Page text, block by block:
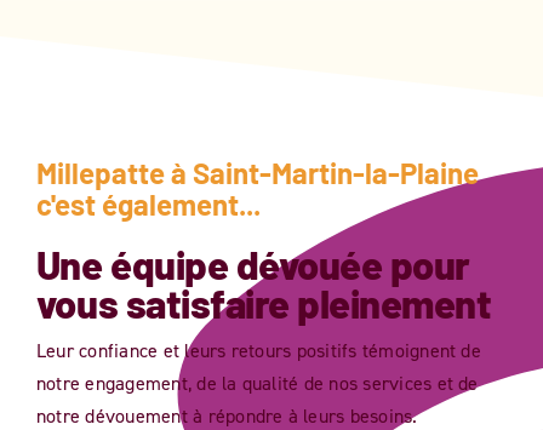
Millepatte à Saint-Martin-la-Plaine
c'est également...
Une équipe dévouée pour
vous satisfaire pleinement
Leur confiance et leurs retours positifs témoignent de
notre engagement, de la qualité de nos services et de
notre dévouement à répondre à leurs besoins.